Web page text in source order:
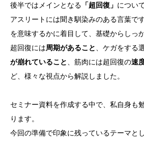
後半ではメインとなる 「超回復」 につい
アスリートには聞き馴染みのある言葉で
を意味するかに着目して、基礎からしっ
超回復には周期があること 、ケガをする
が崩れていること
、筋肉には超回復の速
ど、様々な視点から解説しました。
セミナー資料を作成する中で、私自身も
ります。
今回の準備で印象に残っているテーマとし